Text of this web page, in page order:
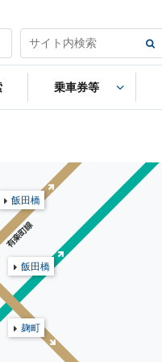
乗車券等
飯田橋
麹町
飯田橋